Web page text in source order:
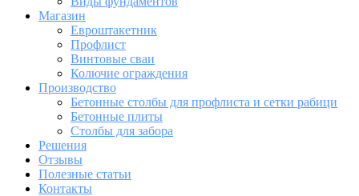
Магазин
Евроштакетник
Профлист
Винтовые сваи
Колючие ограждения
Производство
Бетонные столбы для профлиста и сетки рабици
Бетонные плиты
Столбы для забора
Решения
Отзывы
Полезные статьи
Контакты